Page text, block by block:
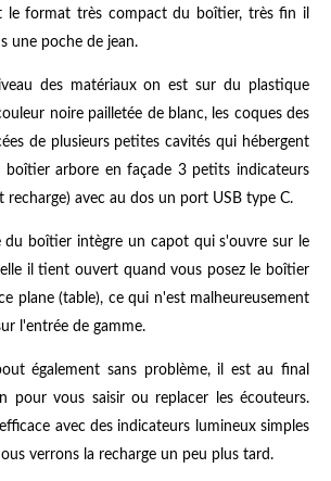
le format très compact du boîtier, très fin il
une poche de jean.
des matériaux on est sur du plastique
noire pailletée de blanc, les coques des
de plusieurs petites cavités qui hébergent
boîtier arbore en façade 3 petits indicateurs
recharge) avec au dos un port USB type C.
du boîtier intègre un capot qui s'ouvre sur le
il tient ouvert quand vous posez le boîtier
plane (table), ce qui n'est malheureusement
l'entrée de gamme.
également sans problème, il est au final
pour vous saisir ou replacer les écouteurs.
avec des indicateurs lumineux simples
verrons la recharge un peu plus tard.